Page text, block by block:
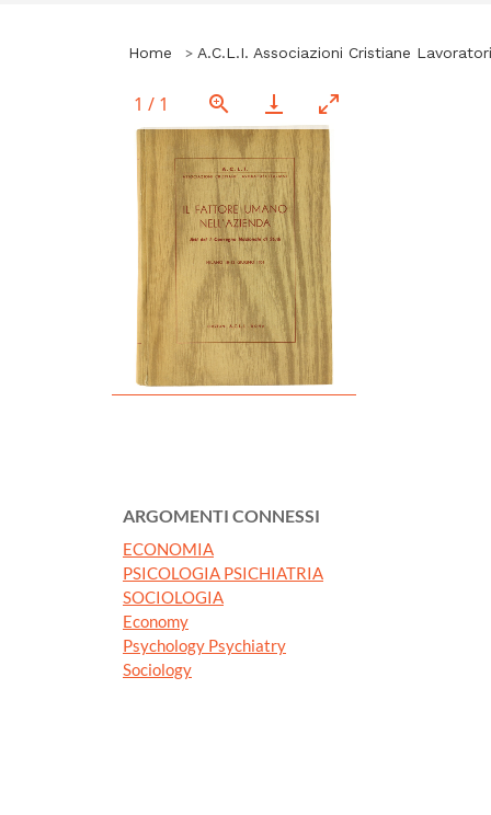
Home A.C.L.I. Associazioni Cristiane
1 / 1
ARGOMENTI CONNESSI
ECONOMIA
PSICOLOGIA PSICHIATRIA
SOCIOLOGIA
Economy
Psychology Psychiatry
Sociology